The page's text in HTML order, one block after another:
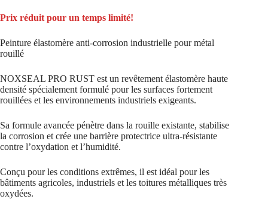
Prix réduit pour un temps limité!
Peinture élastomère anti-corrosion industrielle pour métal
rouillé
NOXSEAL PRO RUST est un revêtement élastomère haute
densité spécialement formulé pour les surfaces fortement
rouillées et les environnements industriels exigeants.
Sa formule avancée pénètre dans la rouille existante, stabilise
la corrosion et crée une barrière protectrice ultra-résistante
contre l’oxydation et l’humidité.
Conçu pour les conditions extrêmes, il est idéal pour les
bâtiments agricoles, industriels et les toitures métalliques très
oxydées.